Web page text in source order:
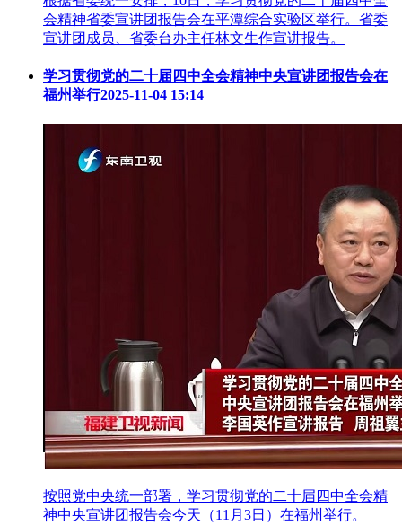
会精神省委宣讲团报告会在平潭综合实验区举行。省委
宣讲团成员、省委台办主任林文生作宣讲报告。
学习贯彻党的二十届四中全会精神中央宣讲团报告会在
福州举行2025-11-04 15:14
按照党中央统一部署，学习贯彻党的二十届四中全会精
神中央宣讲团报告会今天（11月3日）在福州举行。